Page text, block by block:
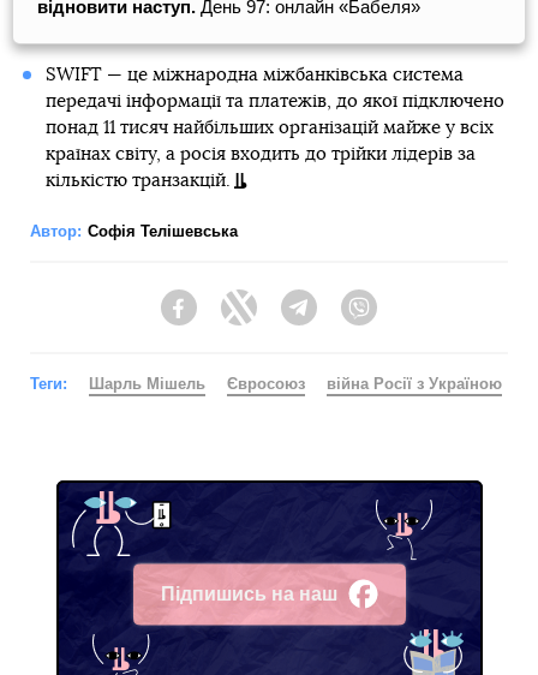
відновити наступ. День 97: онлайн «Бабеля»
SWIFT — це міжнародна міжбанківська система
передачі інформації та платежів, до якої підключено
понад 11 тисяч найбільших організацій майже у всіх
країнах світу, а росія входить до трійки лідерів за
кількістю транзакцій.
Автор: Софія Телішевська
FacebookTwitter Telegram
Теги: Шарль Мішель Євросоюз війна Росії з Україною
Підпишись на наш
Facebook